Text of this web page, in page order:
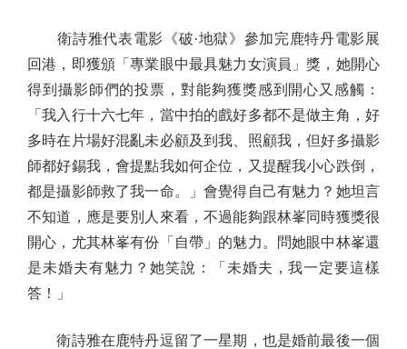
衛詩雅代表電影《破·地獄》參加完鹿特丹電影展
回港，即獲頒「專業眼中最具魅力女演員」獎，她開心
得到攝影師們的投票，對能夠獲獎感到開心又感觸：
「我入行十六七年，當中拍的戲好多都不是做主角，好
多時在片場好混亂未必顧及到我、照顧我，但好多攝影
師都好錫我，會提點我如何企位，又提醒我小心跌倒，
都是攝影師救了我一命。」會覺得自己有魅力？她坦言
不知道，應是要別人來看，不過能夠跟林峯同時獲獎很
開心，尤其林峯有份「自帶」的魅力。問她眼中林峯還
是未婚夫有魅力？她笑說：「未婚夫，我一定要這樣
答！」
衛詩雅在鹿特丹逗留了一星期，也是婚前最後一個